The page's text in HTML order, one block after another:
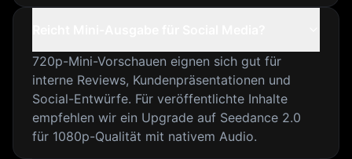
720p-Mini-Vorschauen eignen sich gut für
interne Reviews, Kundenpräsentationen und
Social-Entwürfe. Für veröffentlichte Inhalte
empfehlen wir ein Upgrade auf Seedance 2.0
für 1080p-Qualität mit nativem Audio.